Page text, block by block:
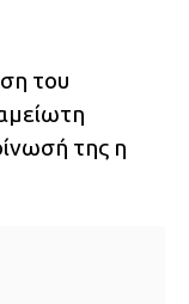
του
της η